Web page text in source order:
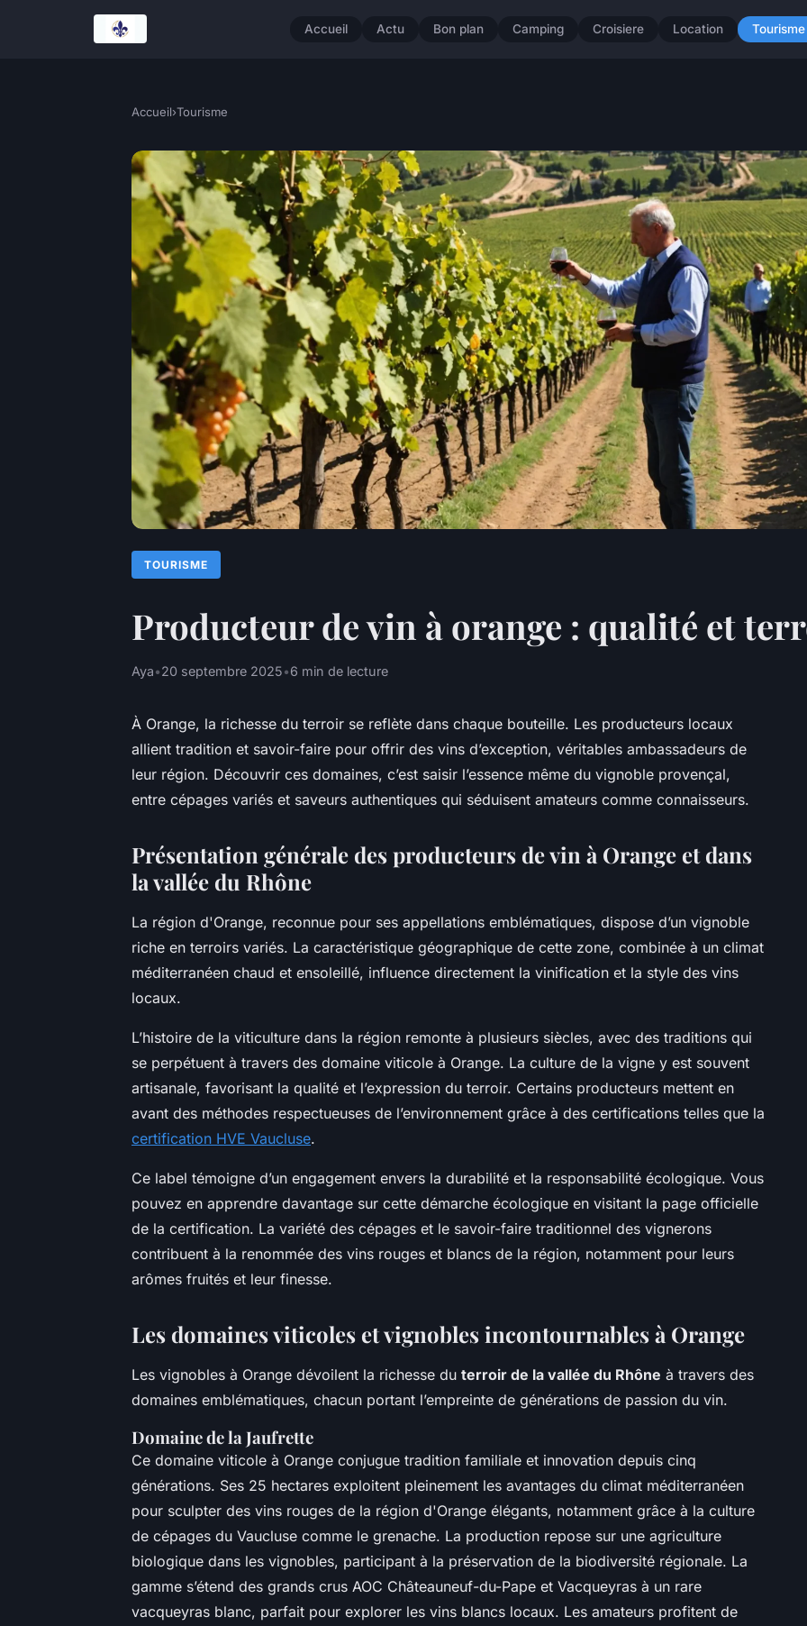
Accueil Actu Bon plan Camping Croisiere Location Tourisme
Accueil›Tourisme
TOURISME
Producteur de vin à orange : qualité et
Aya•20 septembre 2025•6 min de lecture
À Orange, la richesse du terroir se reflète dans chaque bouteille. Les producteurs locaux
allient tradition et savoir-faire pour offrir des vins d’exception, véritables ambassadeurs de
leur région. Découvrir ces domaines, c’est saisir l’essence même du vignoble provençal,
entre cépages variés et saveurs authentiques qui séduisent amateurs comme connaisseurs.
Présentation générale des producteurs de vin à Orange et dans
la vallée du Rhône
La région d'Orange, reconnue pour ses appellations emblématiques, dispose d’un vignoble
riche en terroirs variés. La caractéristique géographique de cette zone, combinée à un climat
méditerranéen chaud et ensoleillé, influence directement la vinification et la style des vins
locaux.
L’histoire de la viticulture dans la région remonte à plusieurs siècles, avec des traditions qui
se perpétuent à travers des domaine viticole à Orange. La culture de la vigne y est souvent
artisanale, favorisant la qualité et l’expression du terroir. Certains producteurs mettent en
avant des méthodes respectueuses de l’environnement grâce à des certifications telles que la
certification HVE Vaucluse.
Ce label témoigne d’un engagement envers la durabilité et la responsabilité écologique. Vous
pouvez en apprendre davantage sur cette démarche écologique en visitant la page officielle
de la certification. La variété des cépages et le savoir-faire traditionnel des vignerons
contribuent à la renommée des vins rouges et blancs de la région, notamment pour leurs
arômes fruités et leur finesse.
Les domaines viticoles et vignobles incontournables à Orange
Les vignobles à Orange dévoilent la richesse du terroir de la vallée du Rhône à travers des
domaines emblématiques, chacun portant l’empreinte de générations de passion du vin.
Domaine de la Jaufrette
Ce domaine viticole à Orange conjugue tradition familiale et innovation depuis cinq
générations. Ses 25 hectares exploitent pleinement les avantages du climat méditerranéen
pour sculpter des vins rouges de la région d'Orange élégants, notamment grâce à la culture
de cépages du Vaucluse comme le grenache. La production repose sur une agriculture
biologique dans les vignobles, participant à la préservation de la biodiversité régionale. La
gamme s’étend des grands crus AOC Châteauneuf-du-Pape et Vacqueyras à un rare
vacqueyras blanc, parfait pour explorer les vins blancs locaux. Les amateurs profitent de